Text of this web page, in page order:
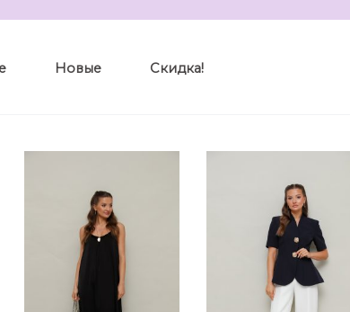
Новые Скидка!